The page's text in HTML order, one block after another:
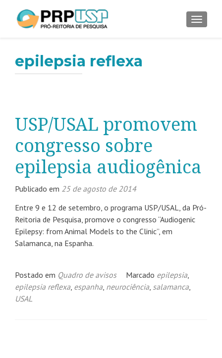
epilepsia reflexa
USP/USAL promovem
congresso sobre
epilepsia audiogênica
Publicado em 25 de agosto de 2014
Entre 9 e 12 de setembro, o programa USP/USAL, da Pró-
Reitoria de Pesquisa, promove o congresso “Audiogenic
Epilepsy: from Animal Models to the Clinic”, em
Salamanca, na Espanha.
Postado em Quadro de avisos Marcado epilepsia,
epilepsia reflexa, espanha, neurociência, salamanca,
USAL